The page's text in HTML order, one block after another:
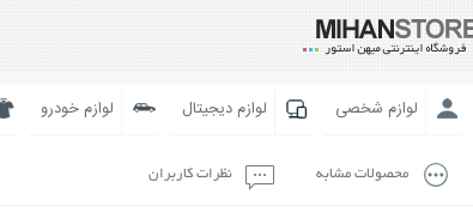
لوازم شخصی لوازم دیجیتال لوازم خودرو
محصولات مشابه نظرات کاربران